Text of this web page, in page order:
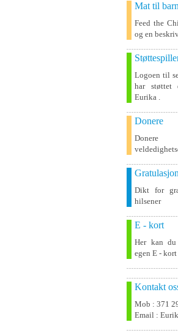
Mat til barn
Feed the
og en
Logoen til
har støttet
Eurika .
Donere
Dikt for
hilsener
E - kort
Her kan
egen E - kort
Kontakt
Mob : 371
Email :